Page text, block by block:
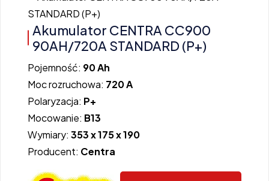
Akumulator CENTRA CC900
90AH/720A STANDARD (P+)
Pojemność: 90 Ah
Moc rozruchowa: 720 A
Polaryzacja: P+
Mocowanie: B13
Wymiary: 353 x 175 x 190
Producent: Centra